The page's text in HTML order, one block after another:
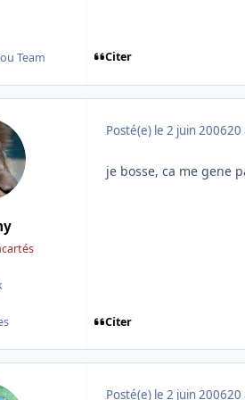
Team
Citer
Posté(e) le 2 juin 200620
je bosse, ca me gene
Citer
Posté(e) le 2 juin 200620